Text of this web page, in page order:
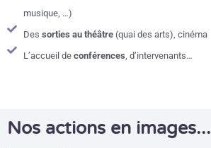
musique, …)
Des sorties au théâtre(quai des arts), cinéma
L’accueil de conférences , d’intervenants…
Nos actions en images...